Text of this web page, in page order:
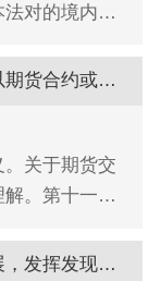
对的境内效
。第二款规第三条：本法所称期货交易，是指以期货合约或者标准化期权合约为交易标...
关于期货交
。第十一条
开展期货交第四条：国家支持期货市场健康发展，发挥发现价格、管理风险、配置资源...